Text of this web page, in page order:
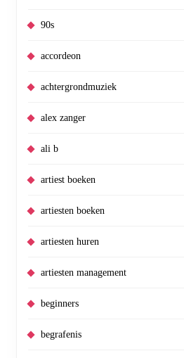
90s
accordeon
achtergrondmuziek
alex zanger
ali b
artiest boeken
artiesten boeken
artiesten huren
artiesten management
beginners
begrafenis